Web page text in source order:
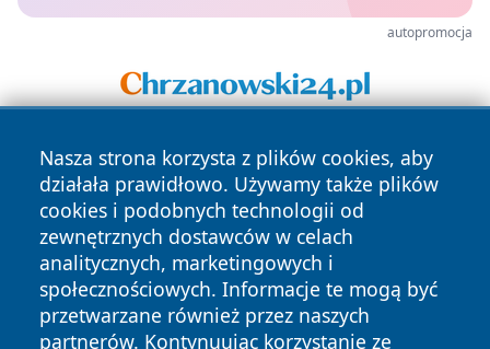
autopromocja
Nasza strona korzysta z plików cookies, aby
działała prawidłowo. Używamy także plików
cookies i podobnych technologii od
zewnętrznych dostawców w celach
analitycznych, marketingowych i
społecznościowych. Informacje te mogą być
przetwarzane również przez naszych
partnerów. Kontynuując korzystanie ze
Copyright © 2026 myslowicki24.pl Wszystkie prawa
zastrzeżone.